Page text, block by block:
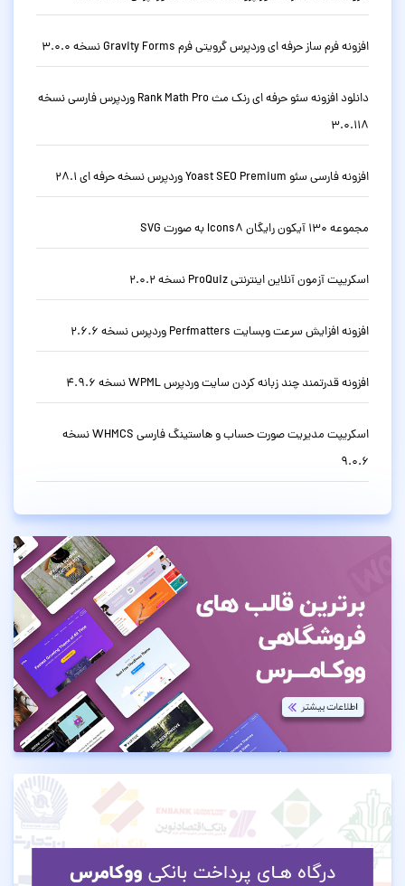
افزونه فرم ساز حرفه ای وردپرس گرویتی فرم Gravity Forms نسخه 3.0.0
دانلود افزونه سئو حرفه ای رنک مث Rank Math Pro وردپرس فارسی نسخه
3.0.118
افزونه فارسی سئو Yoast SEO Premium وردپرس نسخه حرفه ای 28.1
مجموعه 130 آیکون رایگان Icons8 به صورت SVG
اسکریپت آزمون آنلاین اینترنتی ProQuiz نسخه 2.0.2
افزونه افزایش سرعت وبسایت Perfmatters وردپرس نسخه 2.6.6
افزونه قدرتمند چند زبانه کردن سایت وردپرس WPML نسخه 4.9.6
اسکریپت مدیریت صورت حساب و هاستینگ فارسی WHMCS نسخه
9.0.6